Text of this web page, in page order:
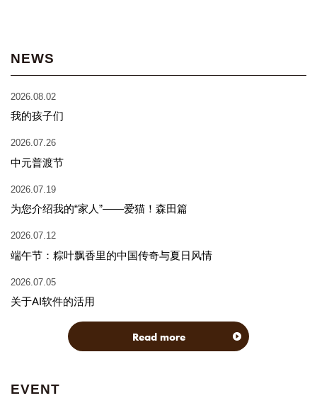
NEWS
2026.08.02
我的孩子们
2026.07.26
中元普渡节
2026.07.19
为您介绍我的“家人”——爱猫！森田篇
2026.07.12
端午节：粽叶飘香里的中国传奇与夏日风情
2026.07.05
关于AI软件的活用
Read more
EVENT